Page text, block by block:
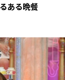
ある晩餐